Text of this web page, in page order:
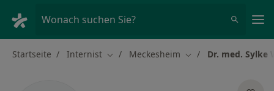
Wonach suchen Sie?
Startseite Internist Stadt ändern
Meckesheim Stadt ändern
Dr. med. Sylke